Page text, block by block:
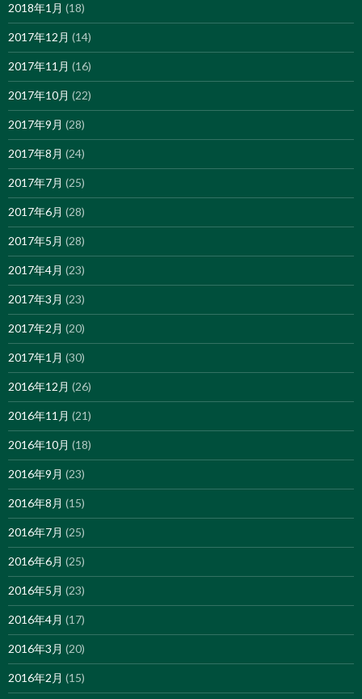
2018年1月 (18)
2017年12月 (14)
2017年11月 (16)
2017年10月 (22)
2017年9月 (28)
2017年8月 (24)
2017年7月 (25)
2017年6月 (28)
2017年5月 (28)
2017年4月 (23)
2017年3月 (23)
2017年2月 (20)
2017年1月 (30)
2016年12月 (26)
2016年11月 (21)
2016年10月 (18)
2016年9月 (23)
2016年8月 (15)
2016年7月 (25)
2016年6月 (25)
2016年5月 (23)
2016年4月 (17)
2016年3月 (20)
2016年2月 (15)